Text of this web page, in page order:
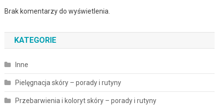
Brak komentarzy do wyświetlenia.
KATEGORIE
Inne
Pielęgnacja skóry – porady i rutyny
Przebarwienia i koloryt skóry – porady i rutyny